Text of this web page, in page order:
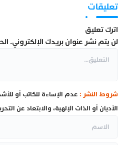
تعليقات
اترك تعليق
لن يتم نشر عنوان بريدك الإلكتروني.
شروط النشر : عدم الإساءة للكاتب أو
الأديان أو الذات الإلهية، والابتعاد عن